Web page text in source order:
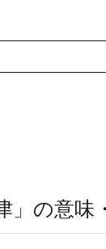
」の意